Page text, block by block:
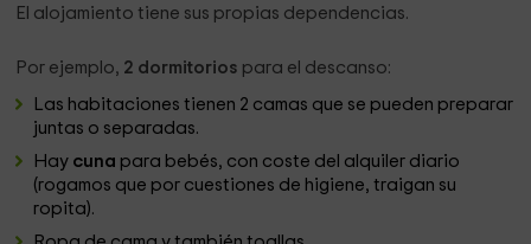
El alojamiento tiene sus propias dependencias.
Por ejemplo, 2 dormitorios para el descanso:
Las habitaciones tienen 2 camas que se pueden preparar
juntas o separadas.
Hay cuna para bebés, con coste del alquiler diario
(rogamos que por cuestiones de higiene, traigan su
ropita).